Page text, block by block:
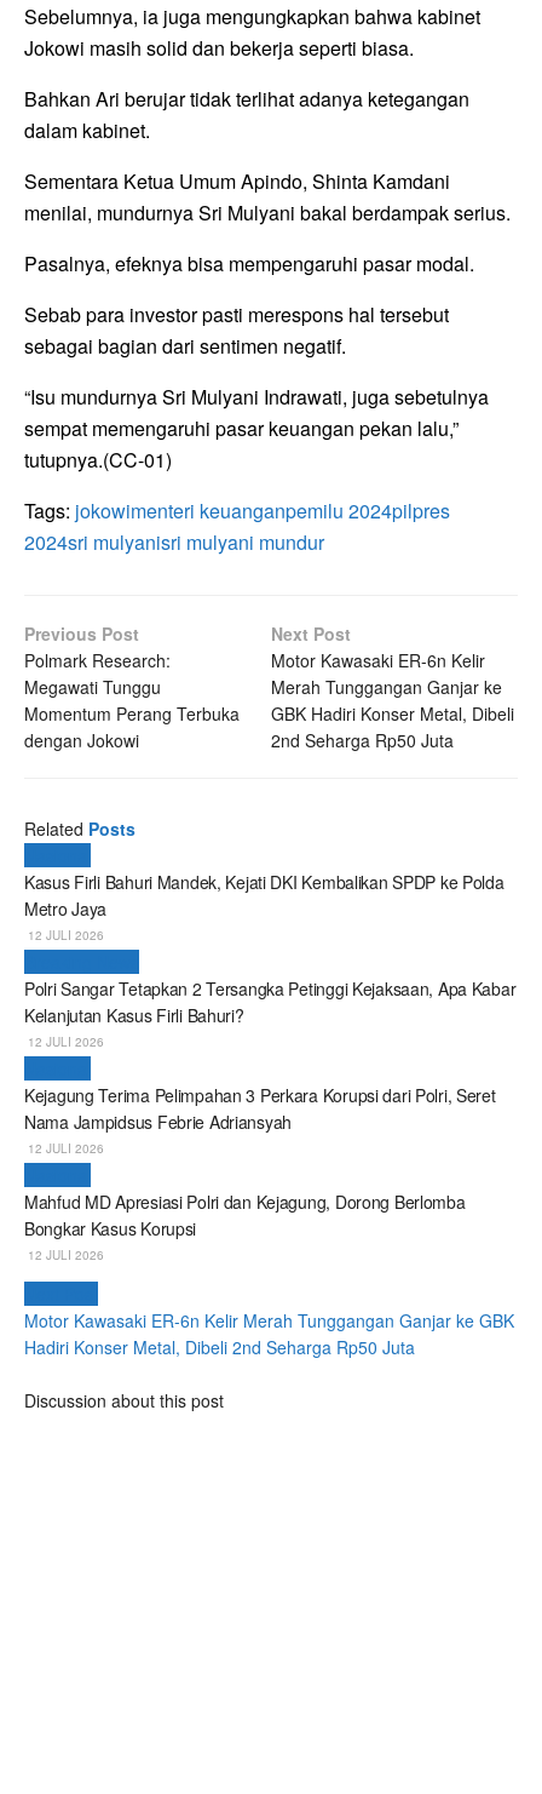
Sebelumnya, ia juga mengungkapkan bahwa kabinet
Jokowi masih solid dan bekerja seperti biasa.
Bahkan Ari berujar tidak terlihat adanya ketegangan
dalam kabinet.
Sementara Ketua Umum Apindo, Shinta Kamdani
menilai, mundurnya Sri Mulyani bakal berdampak serius.
Pasalnya, efeknya bisa mempengaruhi pasar modal.
Sebab para investor pasti merespons hal tersebut
sebagai bagian dari sentimen negatif.
“Isu mundurnya Sri Mulyani Indrawati, juga sebetulnya
sempat memengaruhi pasar keuangan pekan lalu,”
tutupnya.(CC-01)
Tags: jokowimenteri keuanganpemilu 2024pilpres
2024sri mulyanisri mulyani mundur
Previous Post
Polmark Research:
Megawati Tunggu
Momentum Perang Terbuka
dengan Jokowi
Next Post
Motor Kawasaki ER-6n Kelir
Merah Tunggangan Ganjar ke
GBK Hadiri Konser Metal, Dibeli
2nd Seharga Rp50 Juta
Related Posts
Kasus Firli Bahuri Mandek, Kejati DKI Kembalikan SPDP ke Polda
Metro Jaya
12 JULI 2026
Polri Sangar Tetapkan 2 Tersangka Petinggi Kejaksaan, Apa Kabar
Kelanjutan Kasus Firli Bahuri?
12 JULI 2026
Kejagung Terima Pelimpahan 3 Perkara Korupsi dari Polri, Seret
Nama Jampidsus Febrie Adriansyah
12 JULI 2026
Mahfud MD Apresiasi Polri dan Kejagung, Dorong Berlomba
Bongkar Kasus Korupsi
12 JULI 2026
Motor Kawasaki ER-6n Kelir Merah Tunggangan Ganjar ke GBK
Hadiri Konser Metal, Dibeli 2nd Seharga Rp50 Juta
Discussion about this post